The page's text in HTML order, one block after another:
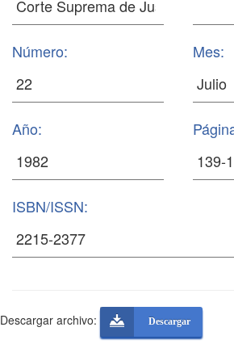
Número: Mes:
Año:
ISBN/ISSN:
Descargar archivo: Descargar